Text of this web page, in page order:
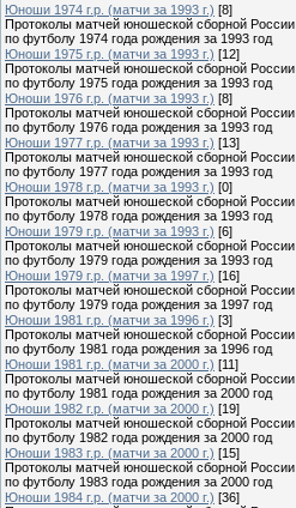
Юноши 1974 г.р. (матчи за 1993 г.) [8]
Протоколы матчей юношеской сборной России
по футболу 1974 года рождения за 1993 год
Юноши 1975 г.р. (матчи за 1993 г.) [12]
Протоколы матчей юношеской сборной России
по футболу 1975 года рождения за 1993 год
Юноши 1976 г.р. (матчи за 1993 г.) [8]
Протоколы матчей юношеской сборной России
по футболу 1976 года рождения за 1993 год
Юноши 1977 г.р. (матчи за 1993 г.) [13]
Протоколы матчей юношеской сборной России
по футболу 1977 года рождения за 1993 год
Юноши 1978 г.р. (матчи за 1993 г.) [0]
Протоколы матчей юношеской сборной России
по футболу 1978 года рождения за 1993 год
Юноши 1979 г.р. (матчи за 1993 г.) [6]
Протоколы матчей юношеской сборной России
по футболу 1979 года рождения за 1993 год
Юноши 1979 г.р. (матчи за 1997 г.) [16]
Протоколы матчей юношеской сборной России
по футболу 1979 года рождения за 1997 год
Юноши 1981 г.р. (матчи за 1996 г.) [3]
Протоколы матчей юношеской сборной России
по футболу 1981 года рождения за 1996 год
Юноши 1981 г.р. (матчи за 2000 г.) [11]
Протоколы матчей юношеской сборной России
по футболу 1981 года рождения за 2000 год
Юноши 1982 г.р. (матчи за 2000 г.) [19]
Протоколы матчей юношеской сборной России
по футболу 1982 года рождения за 2000 год
Юноши 1983 г.р. (матчи за 2000 г.) [15]
Протоколы матчей юношеской сборной России
по футболу 1983 года рождения за 2000 год
Юноши 1984 г.р. (матчи за 2000 г.) [36]